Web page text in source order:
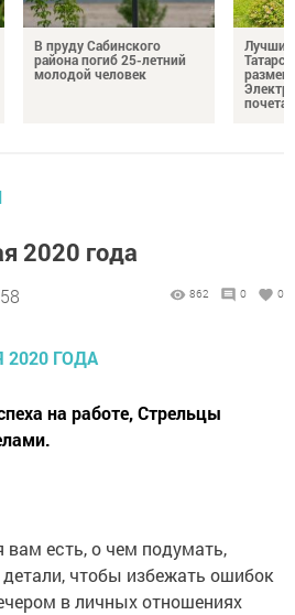
В пруду Сабинского
района погиб 25-летний
молодой человек
Лучших
почета
2020 года
862 0 0
на работе, Стрельцы
вам есть, о чем подумать,
чтобы избежать ошибок
в личных отношениях